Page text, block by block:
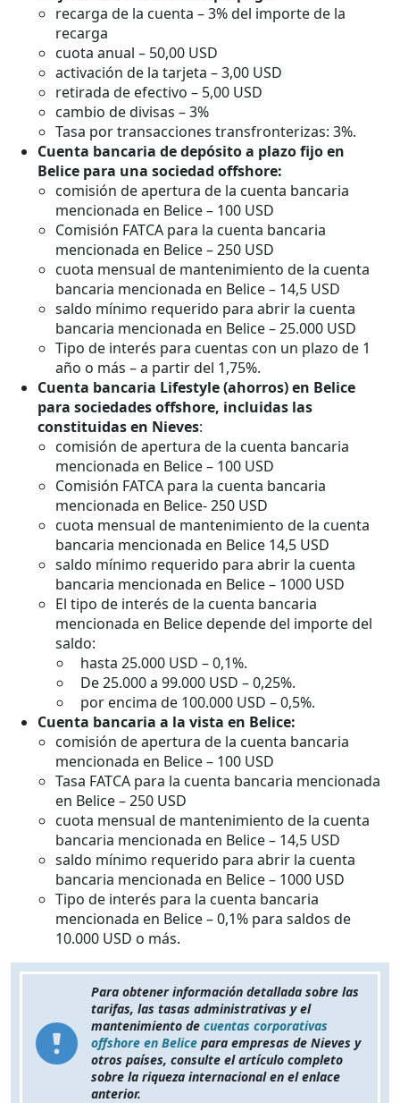
recarga de la cuenta – 3% del importe de la
recarga
cuota anual – 50,00 USD
activación de la tarjeta – 3,00 USD
retirada de efectivo – 5,00 USD
cambio de divisas – 3%
Tasa por transacciones transfronterizas: 3%.
Cuenta bancaria de depósito a plazo fijo en
Belice para una sociedad offshore:
comisión de apertura de la cuenta bancaria
mencionada en Belice – 100 USD
Comisión FATCA para la cuenta bancaria
mencionada en Belice – 250 USD
cuota mensual de mantenimiento de la cuenta
bancaria mencionada en Belice – 14,5 USD
saldo mínimo requerido para abrir la cuenta
bancaria mencionada en Belice – 25.000 USD
Tipo de interés para cuentas con un plazo de 1
año o más – a partir del 1,75%.
Cuenta bancaria Lifestyle (ahorros) en Belice
para sociedades offshore, incluidas las
constituidas en Nieves:
comisión de apertura de la cuenta bancaria
mencionada en Belice – 100 USD
Comisión FATCA para la cuenta bancaria
mencionada en Belice- 250 USD
cuota mensual de mantenimiento de la cuenta
bancaria mencionada en Belice 14,5 USD
saldo mínimo requerido para abrir la cuenta
bancaria mencionada en Belice – 1000 USD
El tipo de interés de la cuenta bancaria
mencionada en Belice depende del importe del
saldo:
hasta 25.000 USD – 0,1%.
De 25.000 a 99.000 USD – 0,25%.
por encima de 100.000 USD – 0,5%.
Cuenta bancaria a la vista en Belice:
comisión de apertura de la cuenta bancaria
mencionada en Belice – 100 USD
Tasa FATCA para la cuenta bancaria mencionada
en Belice – 250 USD
cuota mensual de mantenimiento de la cuenta
bancaria mencionada en Belice – 14,5 USD
saldo mínimo requerido para abrir la cuenta
bancaria mencionada en Belice – 1000 USD
Tipo de interés para la cuenta bancaria
mencionada en Belice – 0,1% para saldos de
10.000 USD o más.
Para obtener información detallada sobre las
tarifas, las tasas administrativas y el
mantenimiento de cuentas corporativas
offshore en Belice para empresas de Nieves y
otros países, consulte el artículo completo
sobre la riqueza internacional en el enlace
anterior.